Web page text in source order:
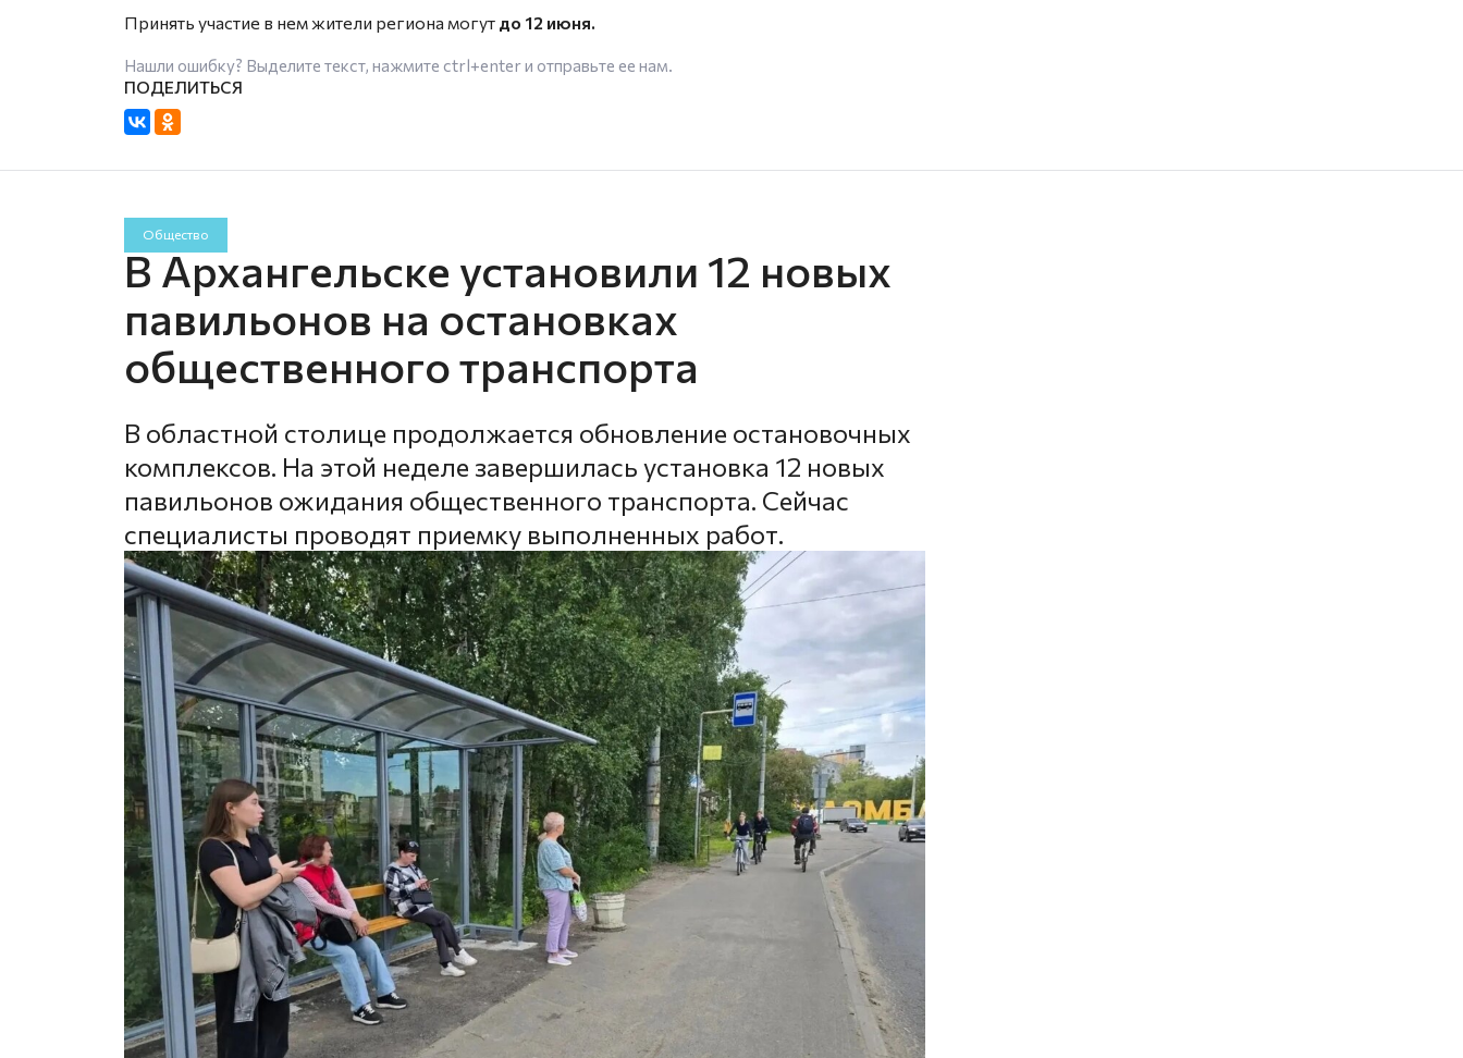
Принять участие в нем жители региона могут до 12 июня.
Нашли ошибку? Выделите текст, нажмите ctrl+enterи отправьте ее нам.
Общество
В Архангельске установили 12 новых
павильонов на остановках
общественного транспорта
В областной столице продолжается обновление остановочных
комплексов. На этой неделе завершилась установка 12 новых
павильонов ожидания общественного транспорта. Сейчас
специалисты проводят приемку выполненных работ.